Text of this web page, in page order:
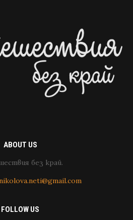
ABOUT US
без край.
FOLLOW US